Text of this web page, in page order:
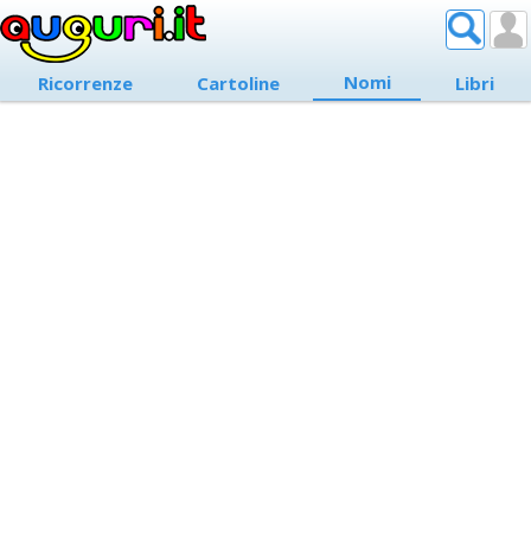
Ricorrenze Cartoline Nomi Libri